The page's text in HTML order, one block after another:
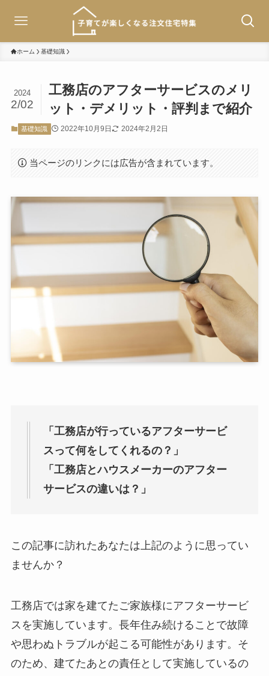
ホーム 基礎知識
工務店のアフターサービスのメリ
ット・デメリット・評判まで紹介
2024
2/02
基礎知識 2022年10月9日 2024年2月2日
当ページのリンクには広告が含まれています。
「工務店が行っているアフターサービ
スって何をしてくれるの？」
「工務店とハウスメーカーのアフター
サービスの違いは？」
この記事に訪れたあなたは上記のように思ってい
ませんか？
工務店では家を建てたご家族様にアフターサービ
スを実施しています。長年住み続けることで故障
や思わぬトラブルが起こる可能性があります。そ
のため、建てたあとの責任として実施しているの